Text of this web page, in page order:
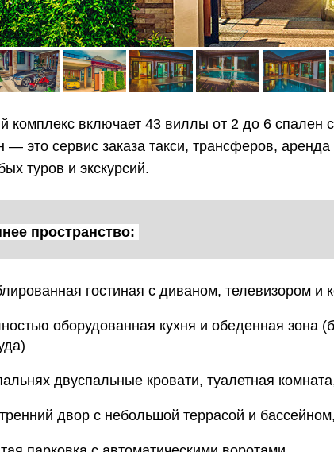
комплекс включает 43 виллы от 2 до 6 спален
— это сервис заказа такси, трансферов,
туров и экскурсий.
пространство:
гостиная с диваном, телевизором и
оборудованная кухня и обеденная зона
двуспальные кровати, туалетная
двор с небольшой террасой и